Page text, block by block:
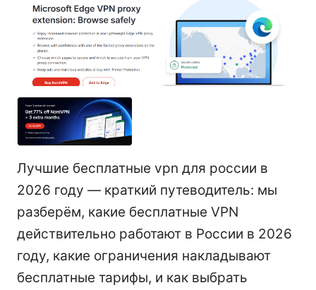
Лучшие бесплатные vpn для россии в
2026 году — краткий путеводитель: мы
разберём, какие бесплатные VPN
действительно работают в России в 2026
году, какие ограничения накладывают
бесплатные тарифы, и как выбрать